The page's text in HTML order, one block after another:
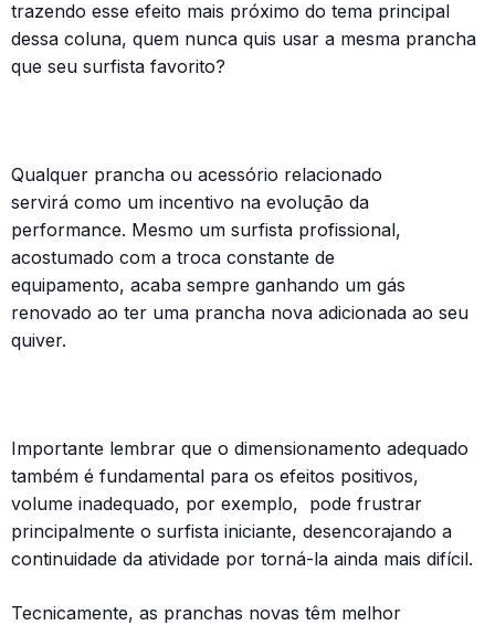
trazendo esse efeito mais próximo do tema principal
dessa coluna, quem nunca quis usar a mesma prancha
que seu surfista favorito?
Qualquer prancha ou acessório relacionado
servirá como um incentivo na evolução da
performance. Mesmo um surfista profissional,
acostumado com a troca constante de
equipamento, acaba sempre ganhando um gás
renovado ao ter uma prancha nova adicionada ao seu
quiver.
Importante lembrar que o dimensionamento adequado
também é fundamental para os efeitos positivos,
volume inadequado, por exemplo, pode frustrar
principalmente o surfista iniciante, desencorajando a
continuidade da atividade por torná-la ainda mais difícil.
Tecnicamente, as pranchas novas têm melhor